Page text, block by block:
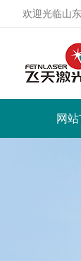
欢迎光临山
网